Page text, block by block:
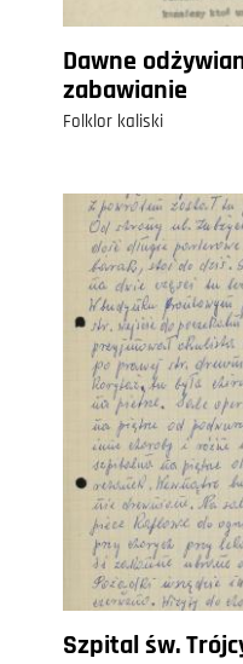
Dawne
zabawianie
Folklor kaliski
Szpital św.